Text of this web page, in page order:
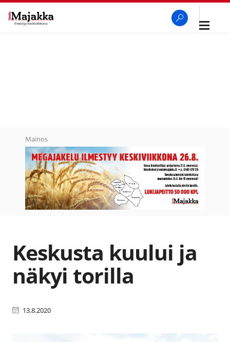
Avaa
Mainos
Keskusta kuului ja
näkyi torilla
13.8.2020